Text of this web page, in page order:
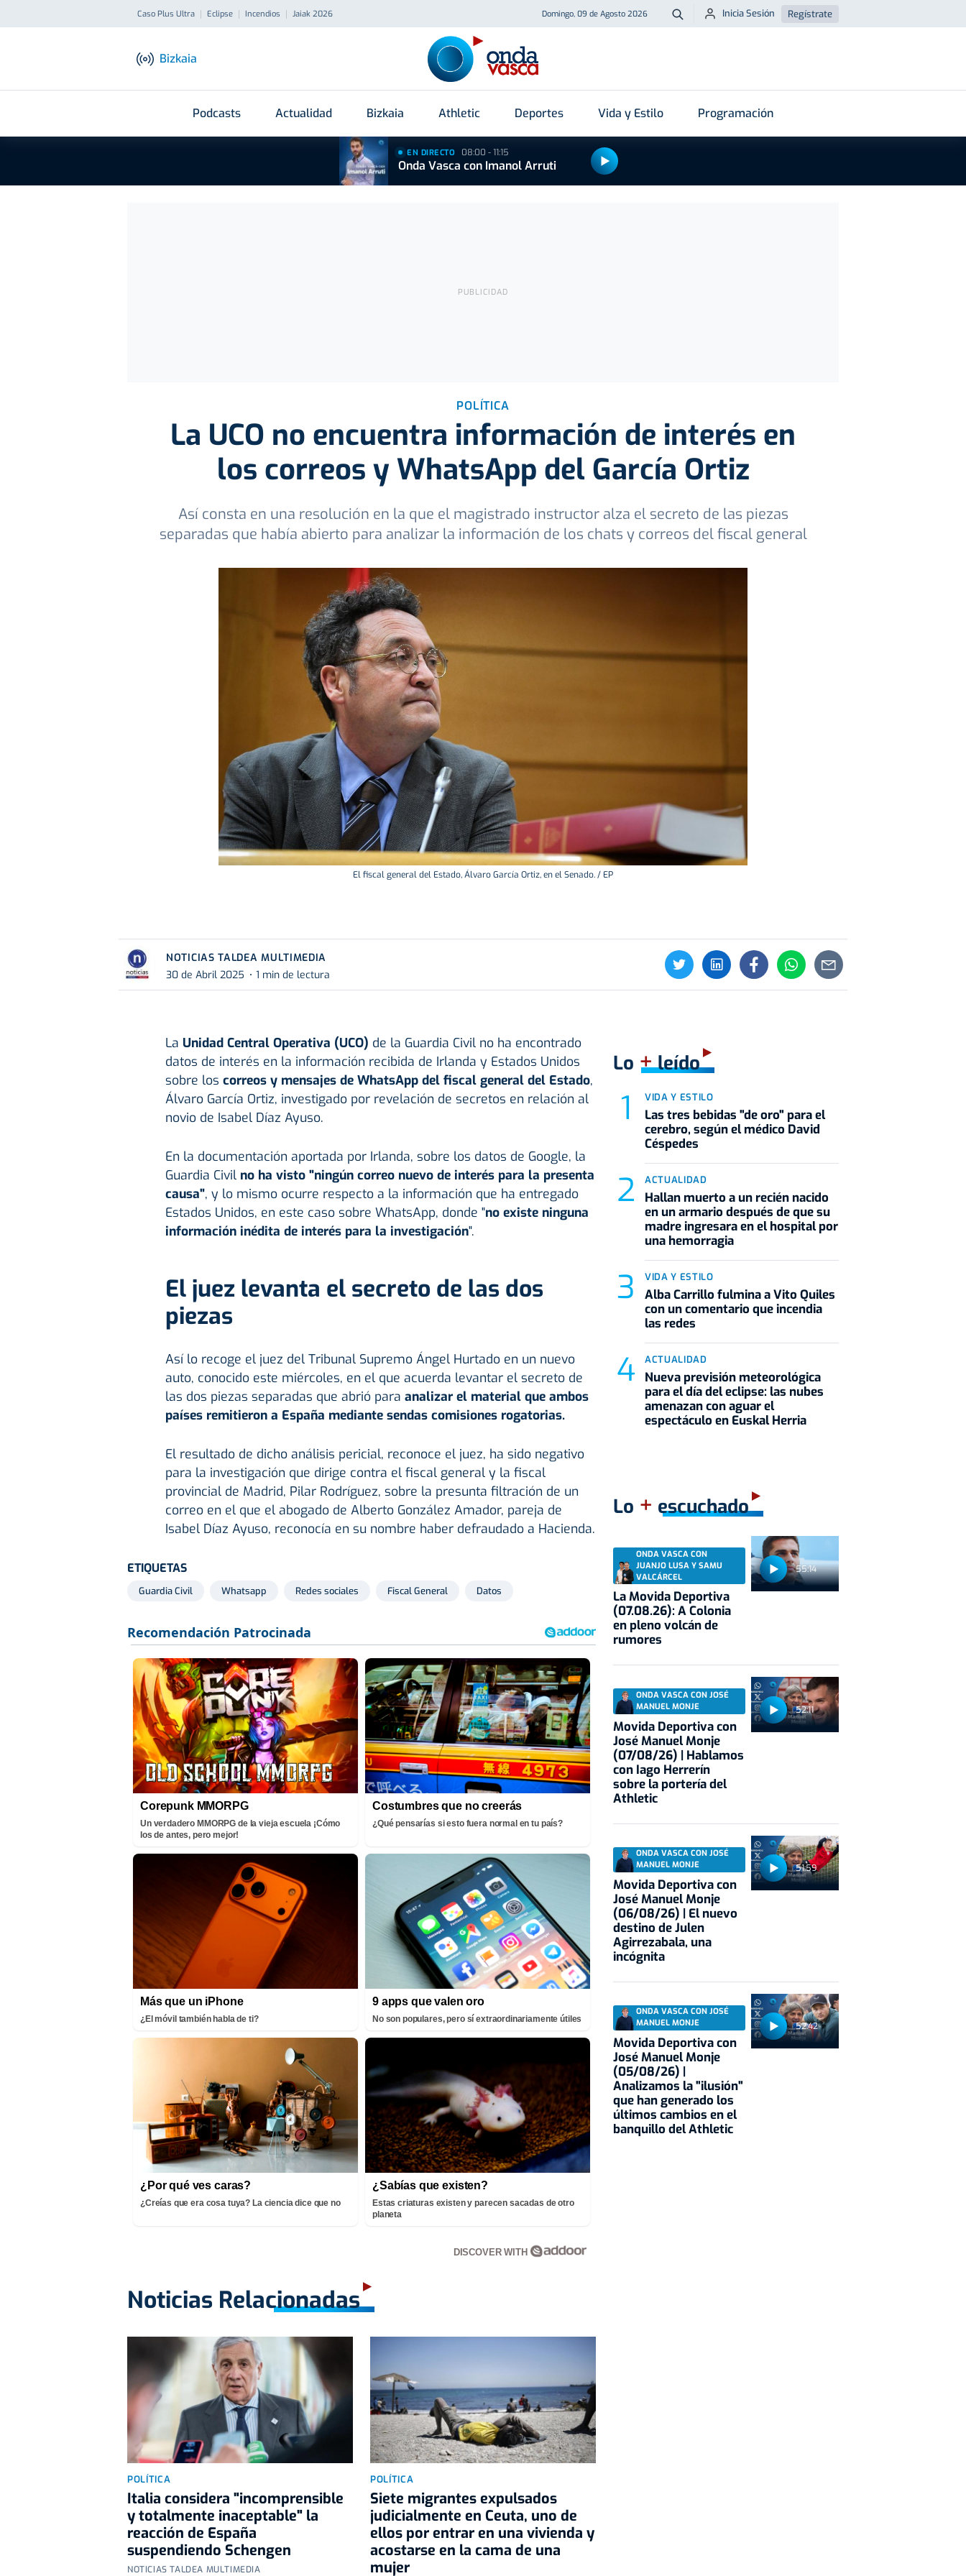
Caso Plus Ultra Eclipse Incendios Jaiak 2026 Domingo, 09 de Agosto 2026 Buscar
Inicia Sesión Regístrate
Bizkaia
Podcasts Actualidad Bizkaia Athletic Deportes Vida y Estilo Programación
EN DIRECTO 08:00 - 11:15
Onda Vasca con Imanol Arruti
POLÍTICA
La UCO no encuentra información de interés en
los correos y WhatsApp del García Ortiz
Así consta en una resolución en la que el magistrado instructor alza el secreto de las piezas
separadas que había abierto para analizar la información de los chats y correos del fiscal general
El fiscal general del Estado, Álvaro García Ortiz, en el Senado. / EP
NOTICIAS TALDEA MULTIMEDIA
30 de Abril 2025
1 min de lectura
La Unidad Central Operativa (UCO) de la Guardia Civil no ha encontrado
datos de interés en la información recibida de Irlanda y Estados Unidos
sobre los correos y mensajes de WhatsApp del fiscal general del Estado,
Álvaro García Ortiz, investigado por revelación de secretos en relación al
novio de Isabel Díaz Ayuso.
En la documentación aportada por Irlanda, sobre los datos de Google, la
Guardia Civil no ha visto "ningún correo nuevo de interés para la presenta
causa", y lo mismo ocurre respecto a la información que ha entregado
Estados Unidos, en este caso sobre WhatsApp, donde "no existe ninguna
información inédita de interés para la investigación".
El juez levanta el secreto de las dos
piezas
Así lo recoge el juez del Tribunal Supremo Ángel Hurtado en un nuevo
auto, conocido este miércoles, en el que acuerda levantar el secreto de
las dos piezas separadas que abrió para analizar el material que ambos
países remitieron a España mediante sendas comisiones rogatorias.
El resultado de dicho análisis pericial, reconoce el juez, ha sido negativo
para la investigación que dirige contra el fiscal general y la fiscal
provincial de Madrid, Pilar Rodríguez, sobre la presunta filtración de un
correo en el que el abogado de Alberto González Amador, pareja de
Isabel Díaz Ayuso, reconocía en su nombre haber defraudado a Hacienda.
ETIQUETAS
Guardia Civil Whatsapp Redes sociales Fiscal General Datos
Corepunk MMORPG
Un verdadero MMORPG de la vieja escuela ¡Cómo
los de antes, pero mejor!
Costumbres que no creerás
¿Qué pensarías si esto fuera normal en tu país?
Más que un iPhone
¿El móvil también habla de ti?
9 apps que valen oro
No son populares, pero sí extraordinariamente útiles
¿Por qué ves caras?
¿Creías que era cosa tuya? La ciencia dice que no
¿Sabías que existen?
Estas criaturas existen y parecen sacadas de otro
planeta
DISCOVER WITH
Noticias Relacionadas
POLÍTICA
Italia considera "incomprensible
y totalmente inaceptable" la
reacción de España
suspendiendo Schengen
NOTICIAS TALDEA MULTIMEDIA
POLÍTICA
Siete migrantes expulsados
judicialmente en Ceuta, uno de
ellos por entrar en una vivienda y
acostarse en la cama de una
mujer
Lo +leído
VIDA Y ESTILO
Las tres bebidas "de oro" para el
cerebro, según el médico David
Céspedes
ACTUALIDAD
Hallan muerto a un recién nacido
en un armario después de que su
madre ingresara en el hospital por
una hemorragia
VIDA Y ESTILO
Alba Carrillo fulmina a Vito Quiles
con un comentario que incendia
las redes
ACTUALIDAD
Nueva previsión meteorológica
para el día del eclipse: las nubes
amenazan con aguar el
espectáculo en Euskal Herria
Lo + escuchado
55:14
ONDA VASCA CON
JUANJO LUSA Y SAMU
VALCÁRCEL
La Movida Deportiva
(07.08.26): A Colonia
en pleno volcán de
rumores
52:11
ONDA VASCA CON JOSÉ
MANUEL MONJE
Movida Deportiva con
José Manuel Monje
(07/08/26) | Hablamos
con Iago Herrerín
sobre la portería del
Athletic
51:59
ONDA VASCA CON JOSÉ
MANUEL MONJE
Movida Deportiva con
José Manuel Monje
(06/08/26) | El nuevo
destino de Julen
Agirrezabala, una
incógnita
52:42
ONDA VASCA CON JOSÉ
MANUEL MONJE
Movida Deportiva con
José Manuel Monje
(05/08/26) |
Analizamos la "ilusión"
que han generado los
últimos cambios en el
banquillo del Athletic